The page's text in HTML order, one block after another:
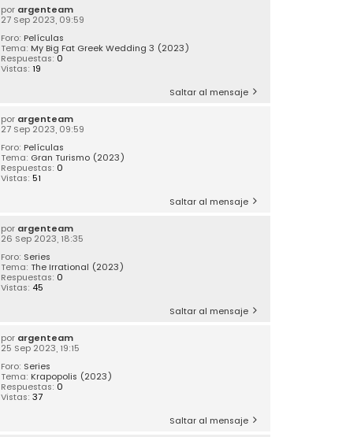
por argenteam
27 Sep 2023, 09:59
Foro: Películas
Tema: My Big Fat Greek Wedding 3 (2023)
Respuestas: 0
Vistas: 19
Saltar al mensaje
por argenteam
27 Sep 2023, 09:59
Foro: Películas
Tema: Gran Turismo (2023)
Respuestas: 0
Vistas:51
Saltar al mensaje
por argenteam
26 Sep 2023, 18:35
Foro: Series
Tema: The Irrational (2023)
Respuestas: 0
Vistas: 45
Saltar al mensaje
por argenteam
25 Sep 2023, 19:15
Foro: Series
Tema: Krapopolis (2023)
Respuestas: 0
Vistas:37
Saltar al mensaje